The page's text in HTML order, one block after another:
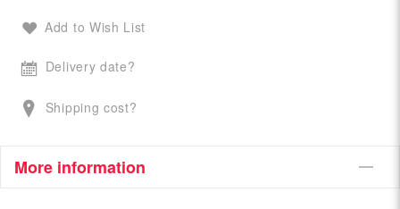
Add to Wish List
Delivery date?
Shipping cost?
More information